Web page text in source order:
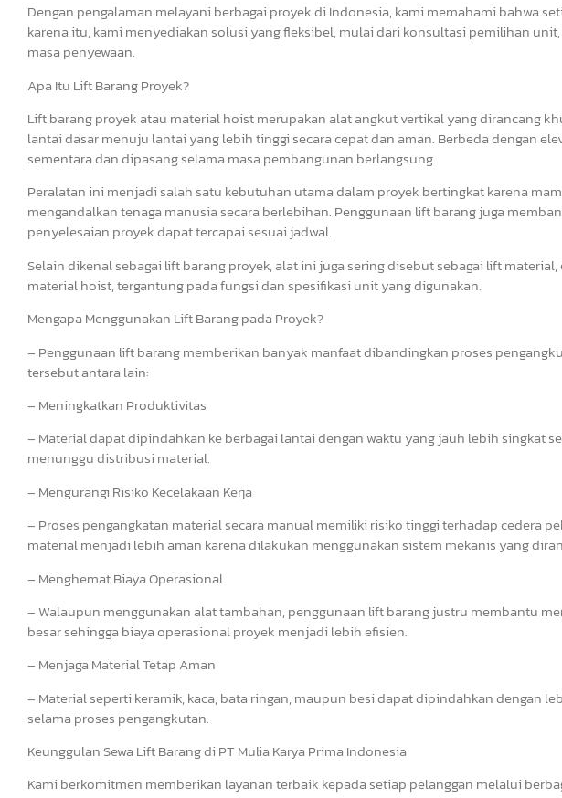
Dengan pengalaman melayani berbagai proyek di Indonesia, kami memahami bahwa
karena itu, kami menyediakan solusi yang fleksibel, mulai dari konsultasi pemilihan
masa penyewaan.
Apa Itu Lift Barang Proyek?
Lift barang proyek atau material hoist merupakan alat angkut vertikal yang dirancang
lantai dasar menuju lantai yang lebih tinggi secara cepat dan aman. Berbeda dengan
sementara dan dipasang selama masa pembangunan berlangsung.
Peralatan ini menjadi salah satu kebutuhan utama dalam proyek bertingkat karena
mengandalkan tenaga manusia secara berlebihan. Penggunaan lift barang juga
penyelesaian proyek dapat tercapai sesuai jadwal.
Selain dikenal sebagai lift barang proyek, alat ini juga sering disebut sebagai lift
material hoist, tergantung pada fungsi dan spesifikasi unit yang digunakan.
Mengapa Menggunakan Lift Barang pada Proyek?
– Penggunaan lift barang memberikan banyak manfaat dibandingkan proses
tersebut antara lain:
– Meningkatkan Produktivitas
– Material dapat dipindahkan ke berbagai lantai dengan waktu yang jauh lebih singkat
menunggu distribusi material.
– Mengurangi Risiko Kecelakaan Kerja
– Proses pengangkatan material secara manual memiliki risiko tinggi terhadap cedera
material menjadi lebih aman karena dilakukan menggunakan sistem mekanis yang
– Menghemat Biaya Operasional
– Walaupun menggunakan alat tambahan, penggunaan lift barang justru membantu
besar sehingga biaya operasional proyek menjadi lebih efisien.
– Menjaga Material Tetap Aman
– Material seperti keramik, kaca, bata ringan, maupun besi dapat dipindahkan dengan
selama proses pengangkutan.
Keunggulan Sewa Lift Barang di PT Mulia Karya Prima Indonesia
Kami berkomitmen memberikan layanan terbaik kepada setiap pelanggan melalui